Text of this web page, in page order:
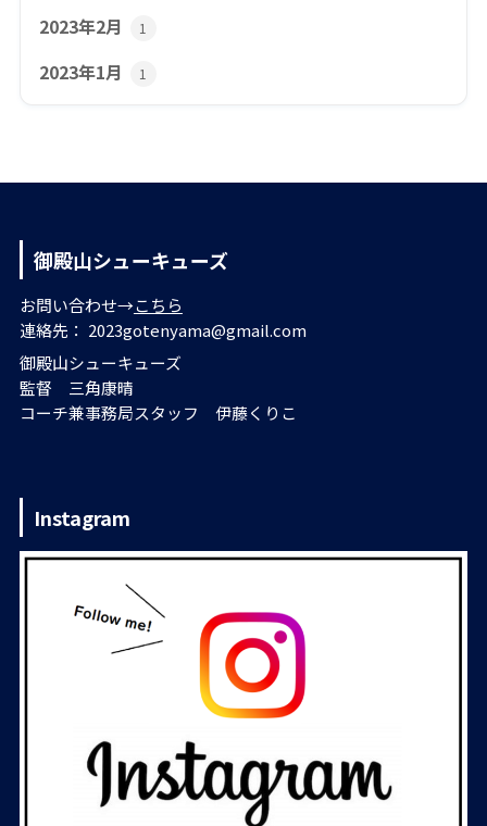
2023年2月 1
2023年1月 1
御殿山シューキューズ
お問い合わせ→こちら
連絡先： 2023gotenyama@gmail.com
御殿山シューキューズ
監督 三角康晴
コーチ兼事務局スタッフ 伊藤くりこ
Instagram